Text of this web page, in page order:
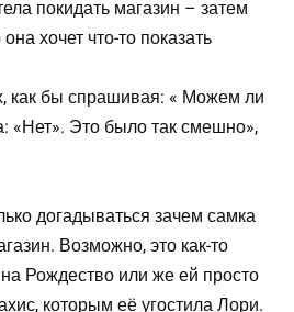
как бы спрашивая: « Можем ли
«Нет». Это было так смешно»,
догадываться зачем самка
Возможно, это как-то
Рождество или же ей просто
которым её угостила Лори.